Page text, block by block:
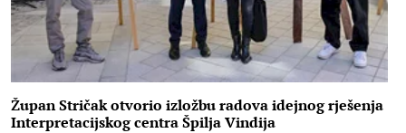
Župan Stričak otvorio izložbu radova idejnog rješenja
Interpretacijskog centra Špilja Vindija